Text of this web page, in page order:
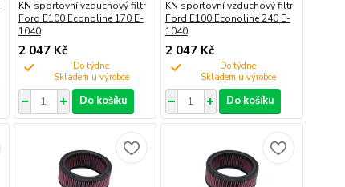
KN sportovní vzduchový filtr
Ford E100 Econoline 170 E-
1040
2 047 Kč
Do týdne
Do košíku
KN sportovní vzduchový filtr
Ford E100 Econoline 240 E-
1040
2 047 Kč
Do týdne
Do košíku